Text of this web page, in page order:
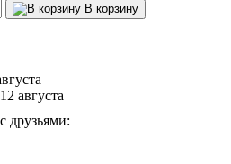
В корзину
августа
друзьями: